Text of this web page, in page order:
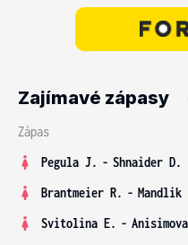
Zajímavé zápasy
Zápas
Pegula J. - Shnaider D.
Brantmeier R. - Mandlik
Svitolina E. -